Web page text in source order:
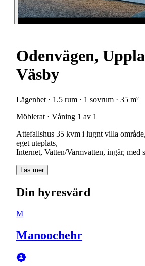
Odenvägen,
Väsby
Lägenhet · 1.5 rum · 1 sovrum · 35 m²
Möblerat · Våning 1 av 1
Attefallshus 35 kvm i lugnt villa
eget uteplats,
Internet, Vatten/Varmvatten, ingår, med
Läs mer
Din hyresvärd
M
Manoochehr